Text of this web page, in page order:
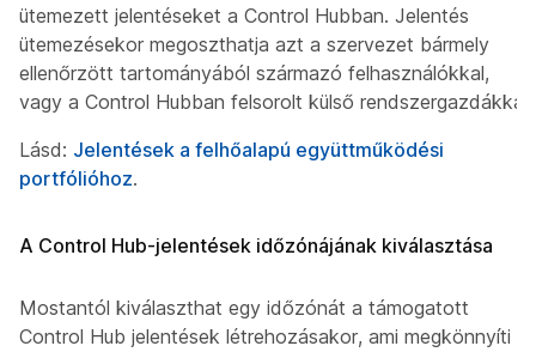
ütemezett jelentéseket a Control Hubban. Jelentés
ütemezésekor megoszthatja azt a szervezet bármely
ellenőrzött tartományából származó felhasználókkal,
vagy a Control Hubban felsorolt külső rendszergazdákkal.
Lásd: Jelentések a felhőalapú együttműködési
portfólióhoz.
A Control Hub-jelentések időzónájának kiválasztása
Mostantól kiválaszthat egy időzónát a támogatott
Control Hub jelentések létrehozásakor, ami megkönnyíti a